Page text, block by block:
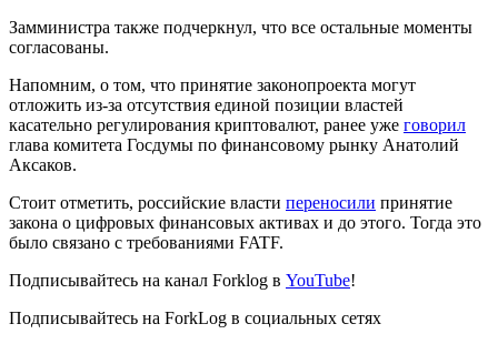
Замминистра также подчеркнул, что все остальные моменты
согласованы.
Напомним, о том, что принятие законопроекта могут
отложить из-за отсутствия единой позиции властей
касательно регулирования криптовалют, ранее уже говорил
глава комитета Госдумы по финансовому рынку Анатолий
Аксаков.
Стоит отметить, российские власти переносили принятие
закона о цифровых финансовых активах и до этого. Тогда это
было связано с требованиями FATF.
Подписывайтесь на канал Forklog в YouTube!
Подписывайтесь на ForkLog в социальных сетях